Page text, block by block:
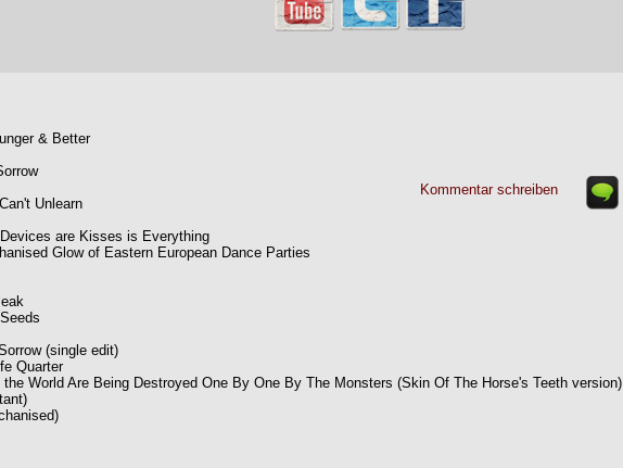
Kommentar schreiben
& Better
Unlearn
are Kisses is Everything
Glow of Eastern European Dance Parties
(single edit)
Quarter
World Are Being Destroyed One By One By The Monsters (Skin Of The Horse's Teeth version)